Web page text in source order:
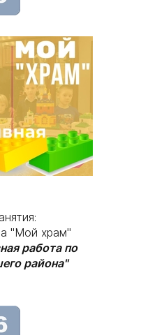
"Мой храм"
работа по
района"